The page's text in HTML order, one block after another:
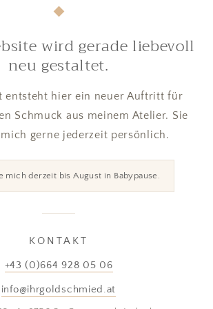
wird gerade liebevoll
neu gestaltet.
entsteht hier ein neuer Auftritt für
Schmuck aus meinem Atelier. Sie
gerne jederzeit persönlich.
mich derzeit bis August in Babypause.
KONTAKT
+43 (0)664 928 05 06
info@ihrgoldschmied.at